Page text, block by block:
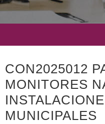
CON2025012
MONITORES
MUNICIPALES